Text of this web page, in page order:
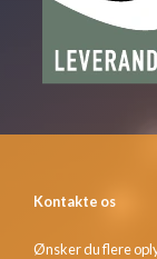
Kontakte os
Ønsker du flere